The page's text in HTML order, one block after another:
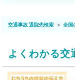
交通事故 通院先検索 全国
よくわかる交